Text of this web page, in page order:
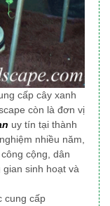
cấp cây xanh
còn là đơn vị
uy tín tại thành
nhiều năm,
cộng, dân
sinh hoạt và
cung cấp